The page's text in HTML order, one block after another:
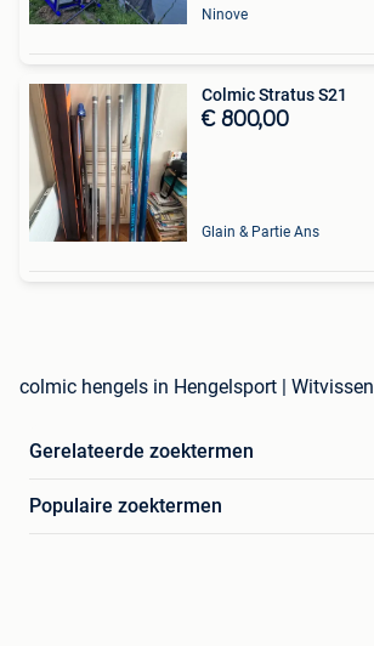
Ninove
Colmic Stratus S21
€ 800,00
Glain & Partie Ans
colmic hengels in Hengelsport | Witvissen
Gerelateerde zoektermen
Populaire zoektermen